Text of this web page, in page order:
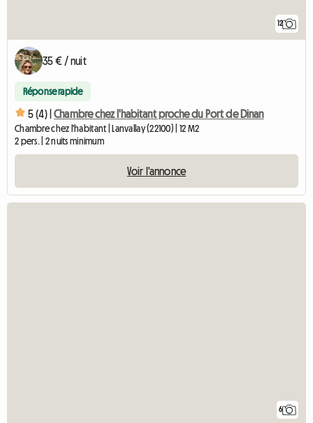
12
35 € / nuit
Réponse rapide
5 (4) | Chambre chez l'habitant proche du Port de Dinan
Chambre chez l'habitant | Lanvallay (22100) | 12 M2
2 pers. | 2 nuits minimum
Voir l'annonce
6